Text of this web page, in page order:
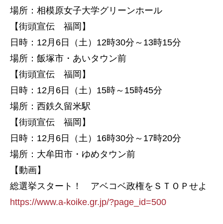
場所：相模原女子大学グリーンホール
【街頭宣伝 福岡】
日時：12月6日（土）12時30分～13時15分
場所：飯塚市・あいタウン前
【街頭宣伝 福岡】
日時：12月6日（土）15時～15時45分
場所：西鉄久留米駅
【街頭宣伝 福岡】
日時：12月6日（土）16時30分～17時20分
場所：大牟田市・ゆめタウン前
【動画】
総選挙スタート！ アベコベ政権をＳＴＯＰせよ
https://www.a-koike.gr.jp/?page_id=500